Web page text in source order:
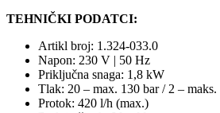
TEHNIČKI PODATCI:
Artikl broj: 1.324-033.0
Napon: 230 V | 50 Hz
Priključna snaga: 1,8 kW
Tlak: 20 – max. 130 bar / 2 – maks.
Protok: 420 l/h (max.)